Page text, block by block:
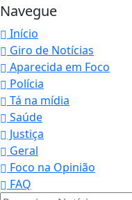
Navegue
Início
Giro de Notícias
Aparecida em Foco
Polícia
Tá na mídia
Saúde
Justiça
Geral
Foco na Opinião
FAQ